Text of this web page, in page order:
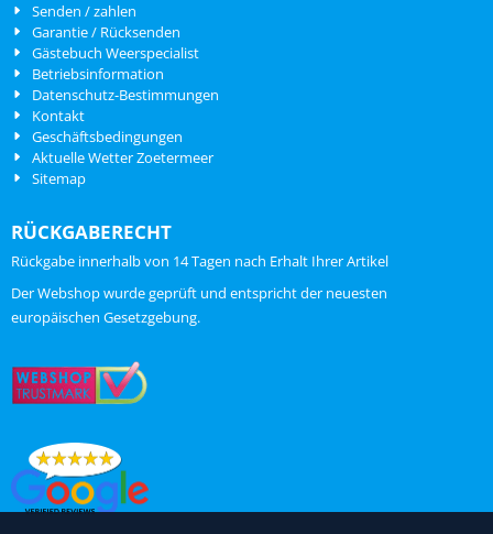
Senden / zahlen
Garantie / Rücksenden
Gästebuch Weerspecialist
Betriebsinformation
Datenschutz-Bestimmungen
Kontakt
Geschäftsbedingungen
Aktuelle Wetter Zoetermeer
Sitemap
RÜCKGABERECHT
Rückgabe innerhalb von 14 Tagen nach Erhalt Ihrer Artikel
ChatGPT zei:
Der Webshop wurde geprüft und entspricht der neuesten
europäischen Gesetzgebung.